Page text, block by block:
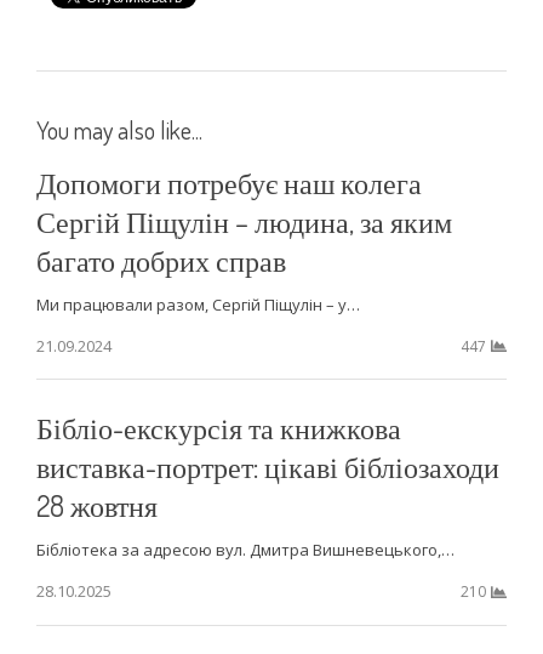
You may also like...
Допомоги потребує наш колега
Сергій Піщулін – людина, за яким
багато добрих справ
Ми працювали разом, Сергій Піщулін – у…
21.09.2024
447
Бібліо-екскурсія та книжкова
виставка-портрет: цікаві бібліозаходи
28 жовтня
Бібліотека за адресою вул. Дмитра Вишневецького,…
28.10.2025
210